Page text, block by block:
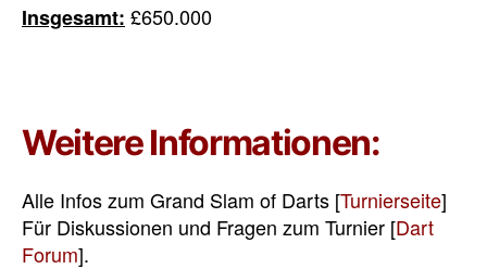
Insgesamt: £650.000
Weitere Informationen:
Alle Infos zum Grand Slam of Darts [Turnierseite]
Für Diskussionen und Fragen zum Turnier [Dart
Forum].